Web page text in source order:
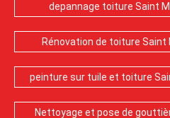
depannage toiture Saint
Rénovation de toiture Saint
peinture sur tuile et toiture
Nettoyage et pose de